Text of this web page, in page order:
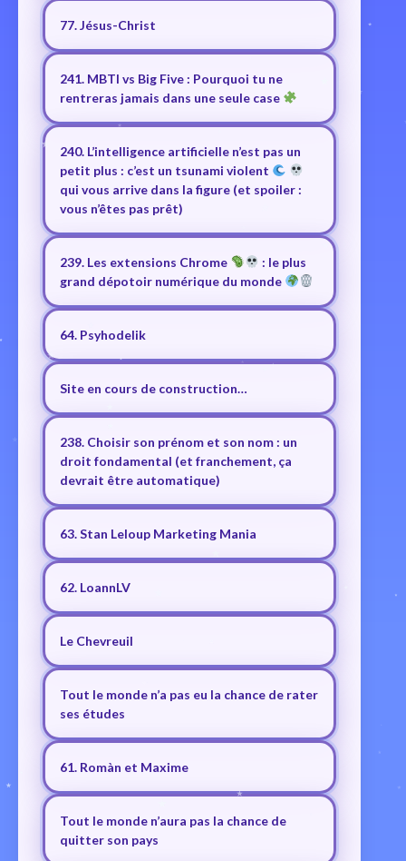
77. Jésus-Christ
241. MBTI vs Big Five : Pourquoi tu ne
rentreras jamais dans une seule case
240. L’intelligence artificielle n’est pas un
petit plus : c’est un tsunami violent
qui vous arrive dans la figure (et spoiler :
vous n’êtes pas prêt)
239. Les extensions Chrome
: le plus
grand dépotoir numérique du monde
64. Psyhodelik
Site en cours de construction…
238. Choisir son prénom et son nom : un
droit fondamental (et franchement, ça
devrait être automatique)
63. Stan Leloup Marketing Mania
62. LoannLV
Le Chevreuil
Tout le monde n’a pas eu la chance de rater
ses études
61. Romàn et Maxime
Tout le monde n’aura pas la chance de
quitter son pays